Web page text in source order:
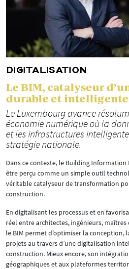
DIGITALISATION
Le BIM, catalyseur
durable et intelligente
Le Luxembourg avance
économie numérique où la
et les infrastructures
stratégie nationale.
Dans ce contexte, le Building
être perçu comme un simple outil
véritable catalyseur de transformation
construction.
En digitalisant les processus et en
réel entre architectes, ingénieurs,
le BIM permet d’optimiser la conception,
projets au travers d’une digitalisation
construction. Mieux encore, son
géographiques et aux plateformes